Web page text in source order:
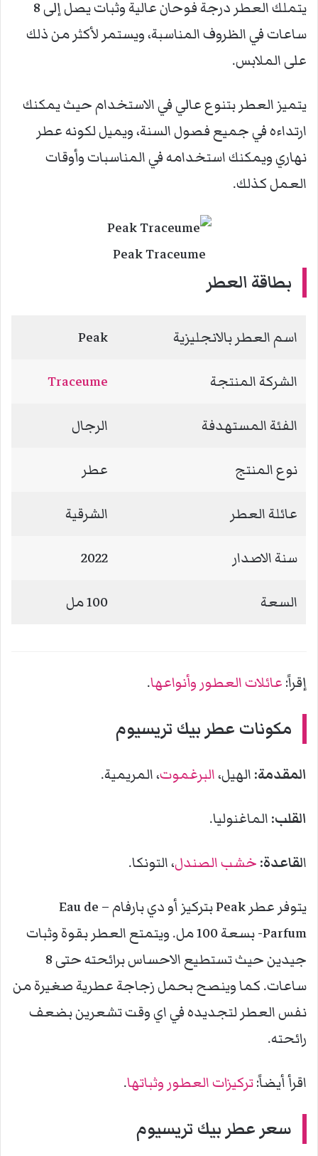
يتملك العطر درجة فوحان عالية وثبات يصل إلى 8
ساعات في الظروف المناسبة، ويستمر لأكثر من ذلك
على الملابس.
يتميز العطر بتنوع عالي في الاستخدام حيث يمكنك
ارتداءه في جميع فصول السنة، ويميل لكونه عطر
نهاري ويمكنك استخدامه في المناسبات وأوقات
العمل كذلك.
Peak Traceume
بطاقة العطر
اسم العطر بالانجليزية Peak
الشركة المنتجة Traceume
الفئة المستهدفة الرجال
نوع المنتج عطر
عائلة العطر الشرقية
سنة الاصدار 2022
السعة 100 مل
إقراً: عائلات العطور وأنواعها.
مكونات عطربيك تريسيوم
المقدمة: الهيل،البرغموت، المريمية.
القلب: الماغنوليا.
القاعدة: خشب الصندل، التونكا.
يتوفر عطر Peak بتركيز أو دي بارفام – Eau de
Parfum- بسعة 100 مل. ويتمتع العطر بقوة وثبات
جيدين حيث تستطيع الاحساس برائحته حتى 8
ساعات. كما وينصح بحمل زجاجة عطرية صغيرة من
نفس العطر لتجديده في اي وقت تشعرين بضعف
رائحته.
اقرأ أيضاً:تركيزات العطور وثباتها.
سعر عطربيك تريسيوم